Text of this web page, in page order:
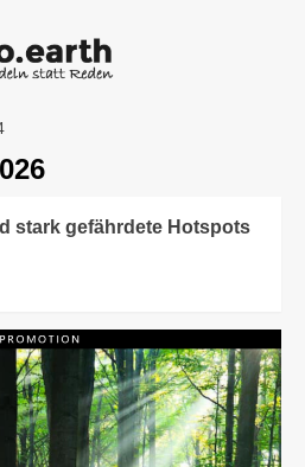
stark gefährdete Hotspots